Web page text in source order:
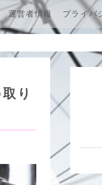
運営者情報 プライバ
り